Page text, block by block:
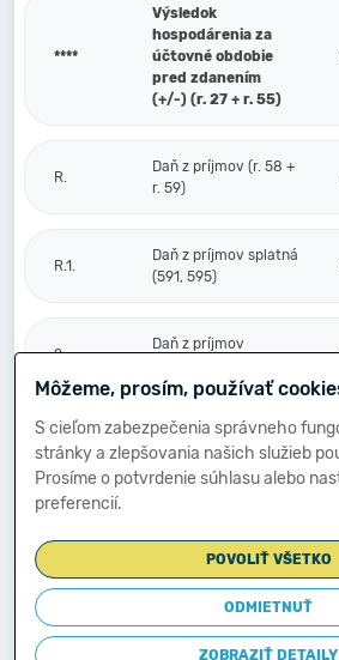
****
Výsledok
hospodárenia za
účtovné obdobie
pred zdanením
(+/-) (r. 27 + r. 55)
R.
Daň z príjmov (r. 58 +
r. 59)
R.1.
Daň z príjmov splatná
(591, 595)
2.
Daň z príjmov
S.
Prevod podielov na
výsledku
hospodárenia
****
Výsledok
hospodárenia za
účtovné obdobie po
zdanení (+/-) (r. 56
Môžeme, prosím, používať
S cieľom zabezpečenia správneho
stránky a zlepšovania našich služieb
Prosíme o potvrdenie súhlasu alebo
preferencií.
POVOLIŤ VŠETKO
ODMIETNUŤ
ZOBRAZIŤ DETAILY